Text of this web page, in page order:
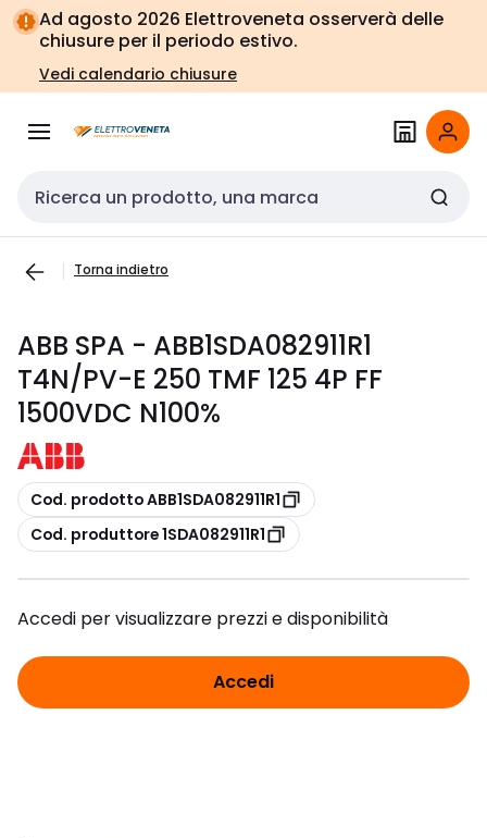
Vai alla
navigazione
Vai
alla
pagina
Ad agosto 2026 Elettroveneta osserverà delle
chiusure per il periodo estivo.
Vedi calendario chiusure
Cerca input
Torna indietro
ABB SPA - ABB1SDA082911R1
T4N/PV-E 250 TMF 125 4P FF
1500VDC N100%
copia
Cod. prodotto ABB1SDA082911R1
copia
Cod. produttore 1SDA082911R1
Accedi per visualizzare prezzi e disponibilità
Accedi